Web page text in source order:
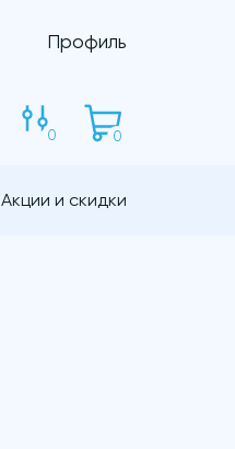
Профиль
0 0
Акции и скидки